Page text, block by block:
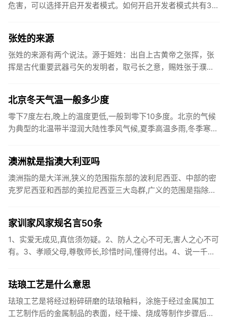
危害，可以选择开启开发者模式。如何开启开发者模式共有3
张姓的来源
张姓的来源有两个说法。源于姬姓：出自上古黄帝之张挥，张
挥是古代重要武器弓矢的发明者，取弓长之意，赐姓张于濮
北京冬天气温一般多少度
零下7度左右,晚上的温度更低,一般到零下10多度。北京的气候
为典型的北温带半湿润大陆性季风气候,夏季高温多雨,冬季寒冷
澳洲就是指澳大利亚吗
澳洲指的是大洋洲,狭义的范围指东部的波利尼西亚、中部的密
克罗尼西亚和西部的美拉尼西亚三大岛群,广义的范围是指除上
家训家风家规名言50条
1、实爱无成见,真信须勿疑。2、防人之心不可无,害人之心不可
有。3、孝顺父母,尊敬师长,珍惜时间,懂得付出。4、说一千道
珐琅工艺是什么意思
珐琅工艺是将经过粉碎研磨的珐琅釉料，涂施于经过金属加工
工艺制作后的金属制品的表面，经干燥、烧成等制作步骤后，